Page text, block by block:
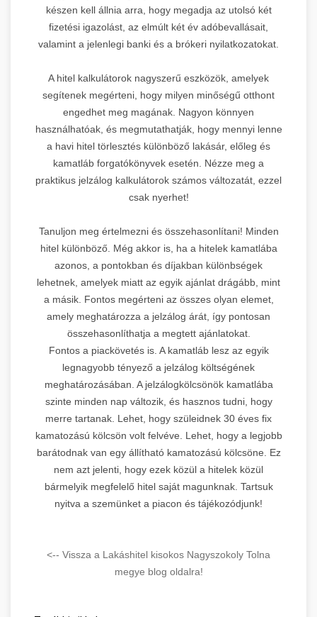
készen kell állnia arra, hogy megadja az utolsó két
fizetési igazolást, az elmúlt két év adóbevallásait,
valamint a jelenlegi banki és a brókeri nyilatkozatokat.
A hitel kalkulátorok nagyszerű eszközök, amelyek
segítenek megérteni, hogy milyen minőségű otthont
engedhet meg magának. Nagyon könnyen
használhatóak, és megmutathatják, hogy mennyi lenne
a havi hitel törlesztés különböző lakásár, előleg és
kamatláb forgatókönyvek esetén. Nézze meg a
praktikus jelzálog kalkulátorok számos változatát, ezzel
csak nyerhet!
Tanuljon meg értelmezni és összehasonlítani! Minden
hitel különböző. Még akkor is, ha a hitelek kamatlába
azonos, a pontokban és díjakban különbségek
lehetnek, amelyek miatt az egyik ajánlat drágább, mint
a másik. Fontos megérteni az összes olyan elemet,
amely meghatározza a jelzálog árát, így pontosan
összehasonlíthatja a megtett ajánlatokat.
Fontos a piackövetés is. A kamatláb lesz az egyik
legnagyobb tényező a jelzálog költségének
meghatározásában. A jelzálogkölcsönök kamatlába
szinte minden nap változik, és hasznos tudni, hogy
merre tartanak. Lehet, hogy szüleidnek 30 éves fix
kamatozású kölcsön volt felvéve. Lehet, hogy a legjobb
barátodnak van egy állítható kamatozású kölcsöne. Ez
nem azt jelenti, hogy ezek közül a hitelek közül
bármelyik megfelelő hitel saját magunknak. Tartsuk
nyitva a szemünket a piacon és tájékozódjunk!
<-- Vissza a Lakáshitel kisokos Nagyszokoly Tolna
megye blog oldalra!